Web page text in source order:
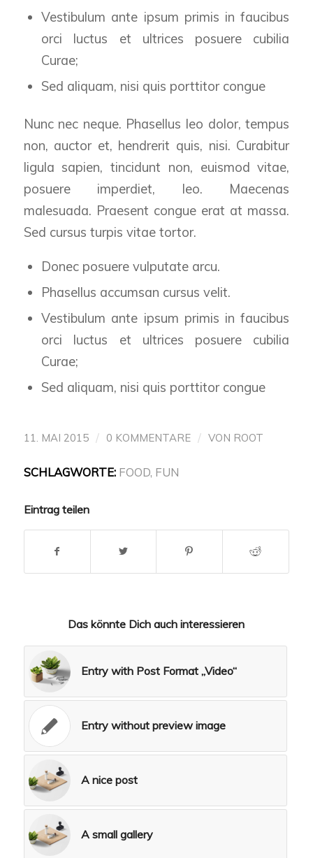
Vestibulum ante ipsum primis in faucibus
orci luctus et ultrices posuere cubilia
Curae;
Sed aliquam, nisi quis porttitor congue
Nunc nec neque. Phasellus leo dolor, tempus
non, auctor et, hendrerit quis, nisi. Curabitur
ligula sapien, tincidunt non, euismod vitae,
posuere imperdiet, leo. Maecenas
malesuada. Praesent congue erat at massa.
Sed cursus turpis vitae tortor.
Donec posuere vulputate arcu.
Phasellus accumsan cursus velit.
Vestibulum ante ipsum primis in faucibus
orci luctus et ultrices posuere cubilia
Curae;
Sed aliquam, nisi quis porttitor congue
11. MAI 2015 / 0 KOMMENTARE / VON ROOT
SCHLAGWORTE: FOOD, FUN
Eintrag teilen
Das könnte Dich auch interessieren
Entry with Post Format „Video“
Entry without preview image
A nice post
A small gallery